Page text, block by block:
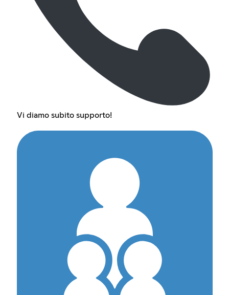
Vi diamo subito supporto!